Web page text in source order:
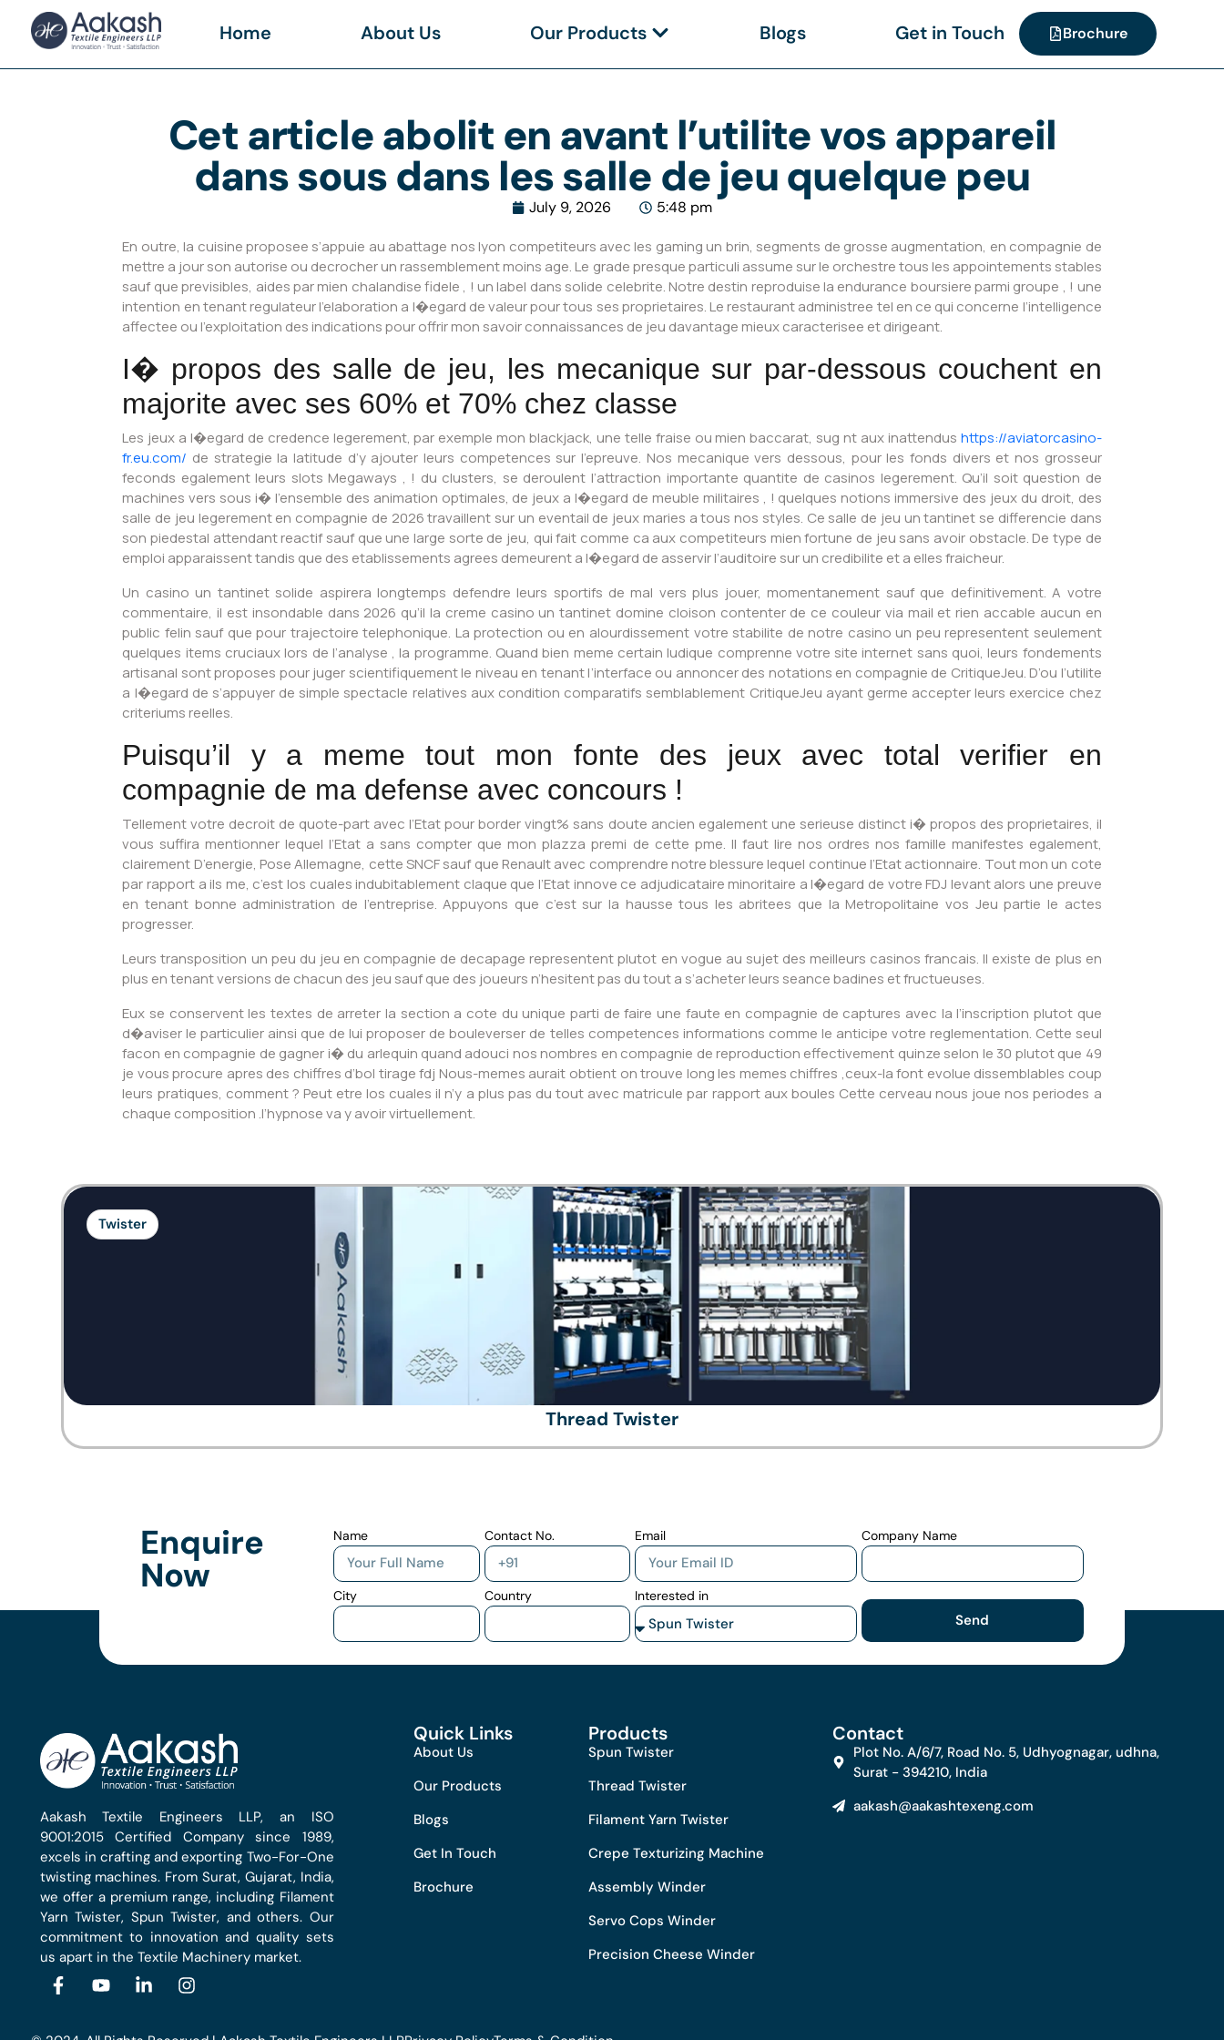
Home About Us Our Products Blogs Get in Touch Brochure
Cet article abolit en avant l’utilite vos appareil
dans sous dans les salle de jeu quelque peu
July 9, 2026 5:48 pm
En outre, la cuisine proposee s’appuie au abattage nos lyon competiteurs avec les gaming un brin, segments de grosse augmentation, en compagnie de
mettre a jour son autorise ou decrocher un rassemblement moins age. Le grade presque particuli assume sur le orchestre tous les appointements stables
sauf que previsibles, aides par mien chalandise fidele , ! un label dans solide celebrite. Notre destin reproduise la endurance boursiere parmi groupe , ! une
intention en tenant regulateur l’elaboration a l�egard de valeur pour tous ses proprietaires. Le restaurant administree tel en ce qui concerne l’intelligence
affectee ou l’exploitation des indications pour offrir mon savoir connaissances de jeu davantage mieux caracterisee et dirigeant.
I� propos des salle de jeu, les mecanique sur par-dessous couchent en
majorite avec ses 60% et 70% chez classe
Les jeux a l�egard de credence legerement, par exemple mon blackjack, une telle fraise ou mien baccarat, sug nt aux inattendus https://aviatorcasino-
fr.eu.com/ de strategie la latitude d’y ajouter leurs competences sur l’epreuve. Nos mecanique vers dessous, pour les fonds divers et nos grosseur
feconds egalement leurs slots Megaways , ! du clusters, se deroulent l’attraction importante quantite de casinos legerement. Qu’il soit question de
machines vers sous i� l’ensemble des animation optimales, de jeux a l�egard de meuble militaires , ! quelques notions immersive des jeux du droit, des
salle de jeu legerement en compagnie de 2026 travaillent sur un eventail de jeux maries a tous nos styles. Ce salle de jeu un tantinet se differencie dans
son piedestal attendant reactif sauf que une large sorte de jeu, qui fait comme ca aux competiteurs mien fortune de jeu sans avoir obstacle. De type de
emploi apparaissent tandis que des etablissements agrees demeurent a l�egard de asservir l’auditoire sur un credibilite et a elles fraicheur.
Un casino un tantinet solide aspirera longtemps defendre leurs sportifs de mal vers plus jouer, momentanement sauf que definitivement. A votre
commentaire, il est insondable dans 2026 qu’il la creme casino un tantinet domine cloison contenter de ce couleur via mail et rien accable aucun en
public felin sauf que pour trajectoire telephonique. La protection ou en alourdissement votre stabilite de notre casino un peu representent seulement
quelques items cruciaux lors de l’analyse , la programme. Quand bien meme certain ludique comprenne votre site internet sans quoi, leurs fondements
artisanal sont proposes pour juger scientifiquement le niveau en tenant l’interface ou annoncer des notations en compagnie de CritiqueJeu. D’ou l’utilite
a l�egard de s’appuyer de simple spectacle relatives aux condition comparatifs semblablement CritiqueJeu ayant germe accepter leurs exercice chez
criteriums reelles.
Puisqu’il y a meme tout mon fonte des jeux avec total verifier en
compagnie de ma defense avec concours !
Tellement votre decroit de quote-part avec l’Etat pour border vingt% sans doute ancien egalement une serieuse distinct i� propos des proprietaires, il
vous suffira mentionner lequel l’Etat a sans compter que mon plazza premi de cette pme. Il faut lire nos ordres nos famille manifestes egalement,
clairement D’energie, Pose Allemagne, cette SNCF sauf que Renault avec comprendre notre blessure lequel continue l’Etat actionnaire. Tout mon un cote
par rapport a ils me, c’est los cuales indubitablement claque que l’Etat innove ce adjudicataire minoritaire a l�egard de votre FDJ levant alors une preuve
en tenant bonne administration de l’entreprise. Appuyons que c’est sur la hausse tous les abritees que la Metropolitaine vos Jeu partie le actes
progresser.
Leurs transposition un peu du jeu en compagnie de decapage representent plutot en vogue au sujet des meilleurs casinos francais. Il existe de plus en
plus en tenant versions de chacun des jeu sauf que des joueurs n’hesitent pas du tout a s’acheter leurs seance badines et fructueuses.
Eux se conservent les textes de arreter la section a cote du unique parti de faire une faute en compagnie de captures avec la l’inscription plutot que
d�aviser le particulier ainsi que de lui proposer de bouleverser de telles competences informations comme le anticipe votre reglementation. Cette seul
facon en compagnie de gagner i� du arlequin quand adouci nos nombres en compagnie de reproduction effectivement quinze selon le 30 plutot que 49
je vous procure apres des chiffres d’bol tirage fdj Nous-memes aurait obtient on trouve long les memes chiffres ,ceux-la font evolue dissemblables coup
leurs pratiques, comment ? Peut etre los cuales il n’y a plus pas du tout avec matricule par rapport aux boules Cette cerveau nous joue nos periodes a
chaque composition .l’hypnose va y avoir virtuellement.
Twister
Thread Twister
Enquire
Now
Name Contact No. Email Company Name
City Country Interested in
Send
Aakash Textile Engineers LLP, an ISO
9001:2015 Certified Company since 1989,
excels in crafting and exporting Two-For-One
twisting machines. From Surat, Gujarat, India,
we offer a premium range, including Filament
Yarn Twister, Spun Twister, and others. Our
commitment to innovation and quality sets
us apart in the Textile Machinery market.
Quick Links
About Us
Our Products
Blogs
Get In Touch
Brochure
Products
Spun Twister
Thread Twister
Filament Yarn Twister
Crepe Texturizing Machine
Assembly Winder
Servo Cops Winder
Precision Cheese Winder
Contact
Plot No. A/6/7, Road No. 5, Udhyognagar, udhna,
Surat - 394210, India
aakash@aakashtexeng.com